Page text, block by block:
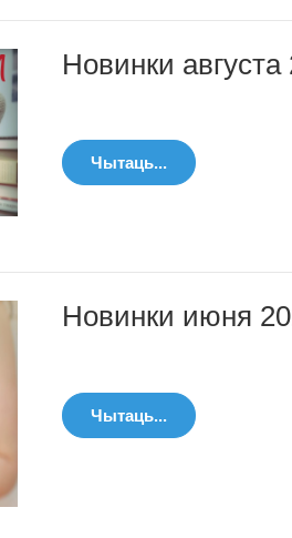
Новинки августа
Чытаць...
Новинки июня
Чытаць...